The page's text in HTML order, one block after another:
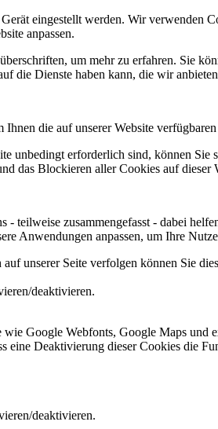
eingestellt werden. Wir verwenden
anpassen.
um mehr zu erfahren. Sie
die Dienste haben kann, die wir
die auf unserer Website
unbedingt erforderlich sind, können
das Blockieren aller Cookies auf dieser
- teilweise zusammengefasst - dabei
Anwendungen anpassen, um Ihre
unserer Seite verfolgen können Sie
deaktivieren.
Google Webfonts, Google Maps
eine Deaktivierung dieser Cookies die
deaktivieren.